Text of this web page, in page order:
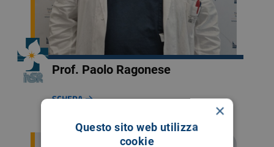
Prof. Paolo Ragonese
SCHEDA
×
Questo sito web utilizza
cookie